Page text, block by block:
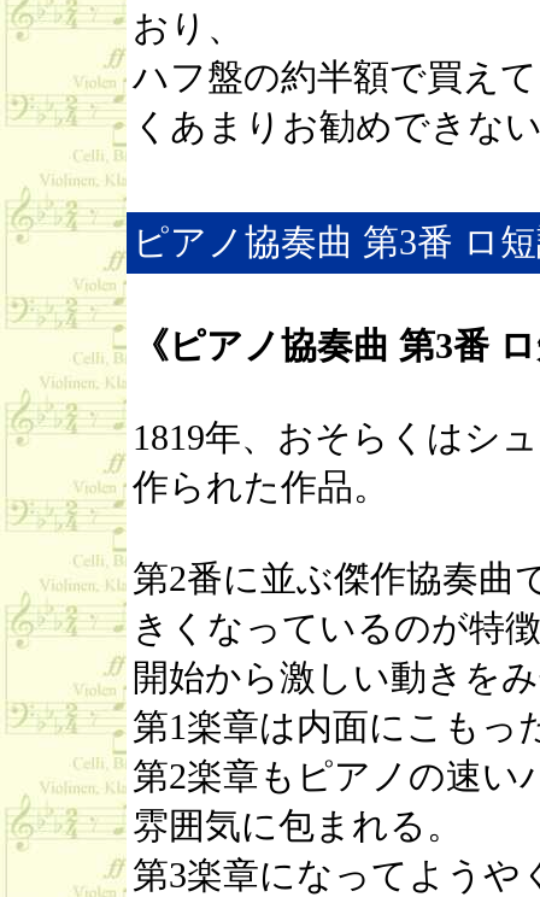
おり、
ハフ盤の約半額で買え
くあまりお勧めできな
ピアノ協奏曲 第3番 ロ
《ピアノ協奏曲 第3番
1819年、おそらくはシ
作られた作品。
第2番に並ぶ傑作協奏曲
きくなっているのが特
開始から激しい動きを
第1楽章は内面にこもっ
第2楽章もピアノの速い
雰囲気に包まれる。
第3楽章になってようや